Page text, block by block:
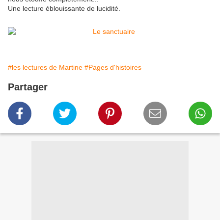
Une lecture éblouissante de lucidité.
#les lectures de Martine #Pages d'histoires
Partager